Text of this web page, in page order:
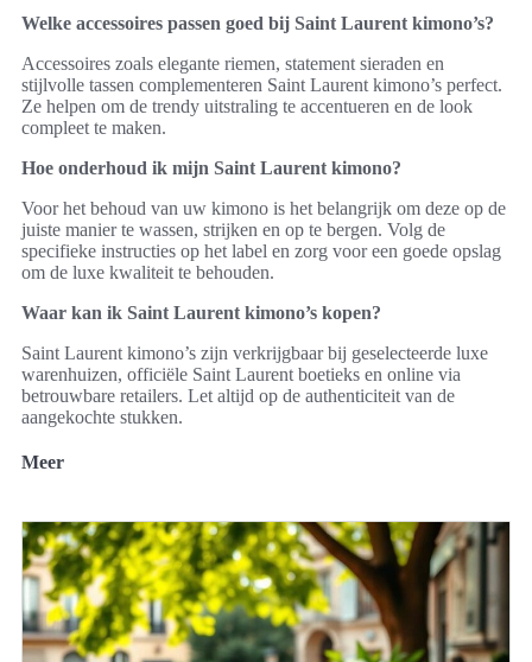
Welke accessoires passen goed bij Saint Laurent kimono’s?
Accessoires zoals elegante riemen, statement sieraden en
stijlvolle tassen complementeren Saint Laurent kimono’s perfect.
Ze helpen om de trendy uitstraling te accentueren en de look
compleet te maken.
Hoe onderhoud ik mijn Saint Laurent kimono?
Voor het behoud van uw kimono is het belangrijk om deze op de
juiste manier te wassen, strijken en op te bergen. Volg de
specifieke instructies op het label en zorg voor een goede opslag
om de luxe kwaliteit te behouden.
Waar kan ik Saint Laurent kimono’s kopen?
Saint Laurent kimono’s zijn verkrijgbaar bij geselecteerde luxe
warenhuizen, officiële Saint Laurent boetieks en online via
betrouwbare retailers. Let altijd op de authenticiteit van de
aangekochte stukken.
Meer